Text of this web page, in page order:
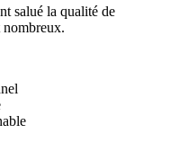
salué la qualité de
nombreux.